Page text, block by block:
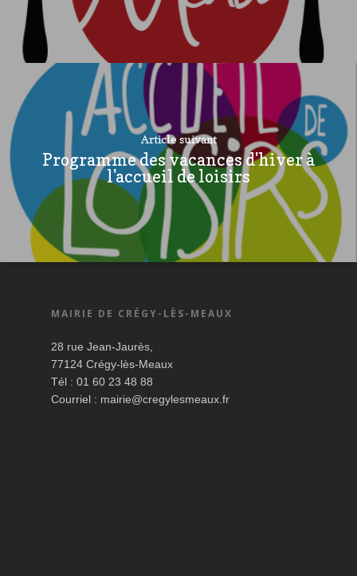
Article suivant
Programme des vacances d'hiver à
l'accueil de loisirs
MAIRIE DE CRÉGY-LÈS-MEAUX
28 rue Jean-Jaurès,
77124 Crégy-lès-Meaux
Tél : 01 60 23 48 88
Courriel : mairie@cregylesmeaux.fr